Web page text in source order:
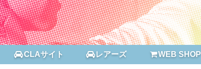
CLAサイト レアーズ WEB SHOP